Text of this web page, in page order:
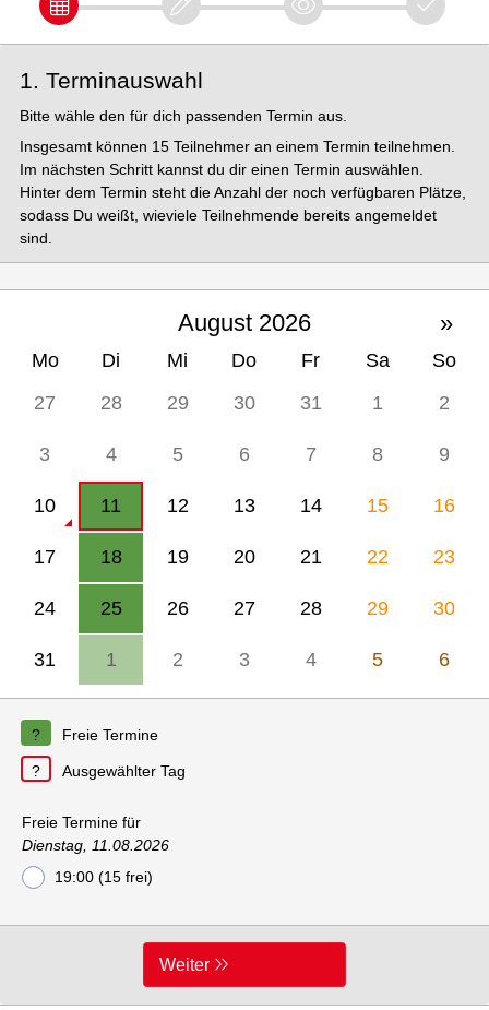
1. Terminauswahl
Bitte wähle den für dich passenden Termin aus.
Insgesamt können 15 Teilnehmer an einem Termin teilnehmen.
Im nächsten Schritt kannst du dir einen Termin auswählen.
Hinter dem Termin steht die Anzahl der noch verfügbaren Plätze,
sodass Du weißt, wieviele Teilnehmende bereits angemeldet
sind.
August 2026 »
Mo Di Mi Do Fr Sa
So
27
28 29 30 31 1 2
3 4 5 6 7 8 9
10 11 12 13 14 15 16
17 18 19 20 21 22 23
24 25 26 27 28 29 30
31 1 2 3 4 5 6
Freie Termine
Ausgewählter Tag
Freie Termine für
Dienstag, 11.08.2026
19:00 (15 frei)
Weiter